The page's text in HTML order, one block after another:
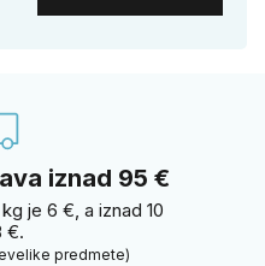
iznad 95 €
je 6 €, a iznad 10
€.
predmete)